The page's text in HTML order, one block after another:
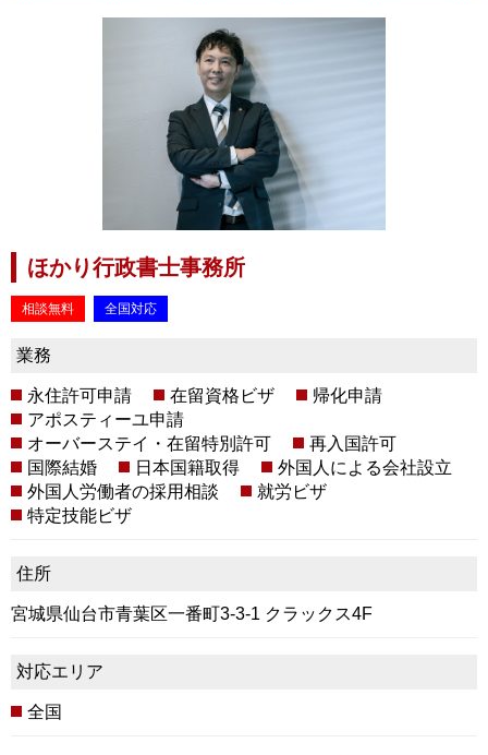
ほかり行政書士事務所
相談無料 全国対応
業務
永住許可申請 在留資格ビザ
帰化申請
アポスティーユ申請
オーバーステイ・在留特別許可
再入国許可
国際結婚
日本国籍取得
外国人による会社設立
外国人労働者の採用相談
就労ビザ
特定技能ビザ
住所
宮城県仙台市青葉区一番町3-3-1 クラックス4F
対応エリア
全国